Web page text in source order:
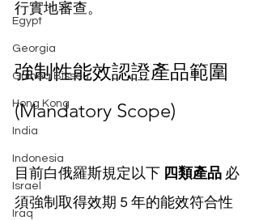
Egypt
Georgia
Guinea Bissau
Hong Kong
India
Indonesia
Israel
Iraq
行實地審查。
強制性能效認證產品範圍
(Mandatory Scope)
目前白俄羅斯規定以下 四類產品 必
須強制取得效期 5 年的能效符合性